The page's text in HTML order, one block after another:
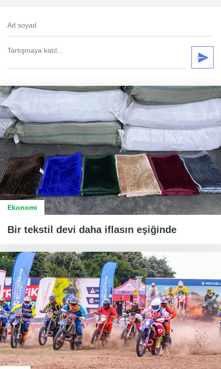
Ekonomi
Bir tekstil devi daha iflasın eşiğinde